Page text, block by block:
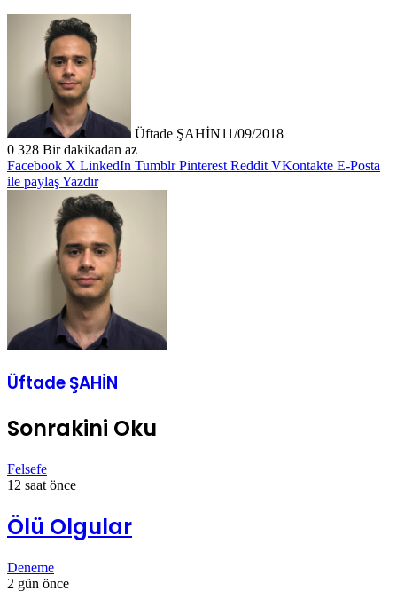
Üftade ŞAHİN11/09/2018
0 328 Bir dakikadan az
Facebook X LinkedIn Tumblr Pinterest Reddit VKontakte E-Posta
ile paylaşYazdır
Üftade ŞAHİN
Sonrakini Oku
Felsefe
12 saat önce
Ölü Olgular
Deneme
2 gün önce